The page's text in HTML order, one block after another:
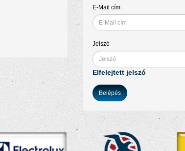
E-Mail cím
Jelszó
Elfelejtett jelszó